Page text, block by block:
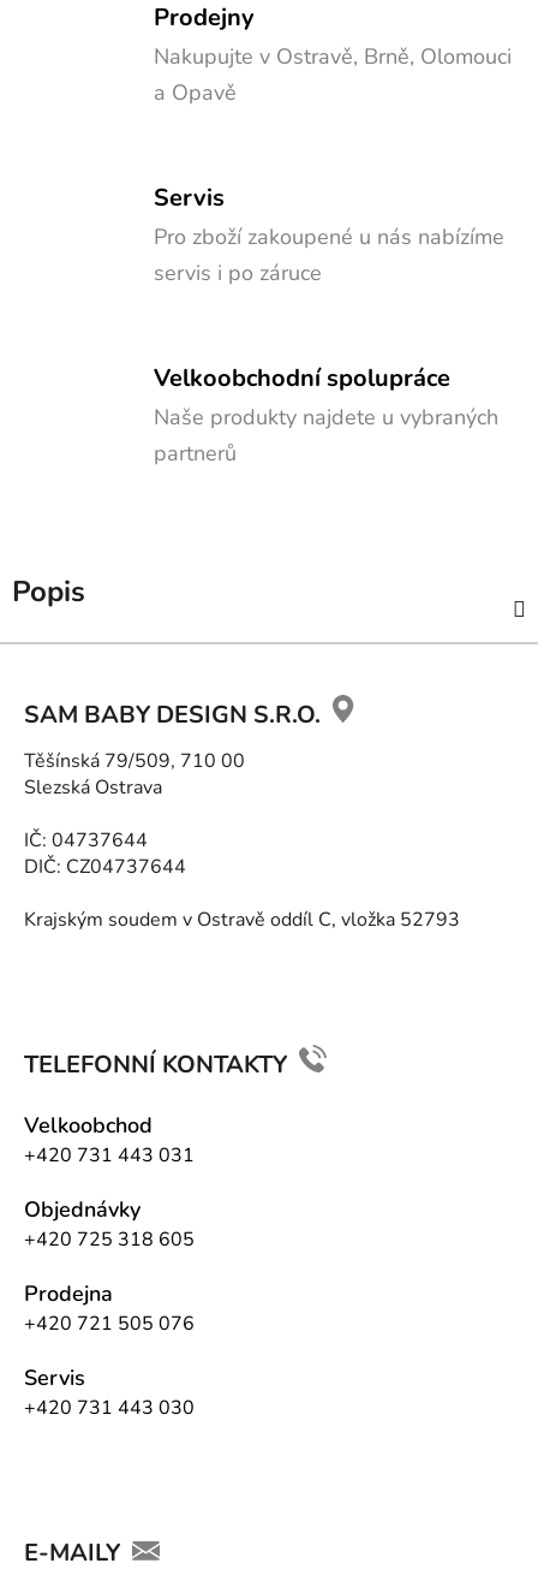
Prodejny
Nakupujte v Ostravě, Brně, Olomouci
a Opavě
Servis
Pro zboží zakoupené u nás nabízíme
servis i po záruce
Velkoobchodní spolupráce
Naše produkty najdete u vybraných
partnerů
Popis
SAM BABY DESIGN S.R.O.
Těšínská 79/509, 710 00
Slezská Ostrava
IČ: 04737644
DIČ: CZ04737644
Krajským soudem v Ostravě oddíl C, vložka 52793
TELEFONNÍ KONTAKTY
Velkoobchod
+420 731 443 031
Objednávky
+420 725 318 605
Prodejna
+420 721 505 076
Servis
+420 731 443 030
E-MAILY